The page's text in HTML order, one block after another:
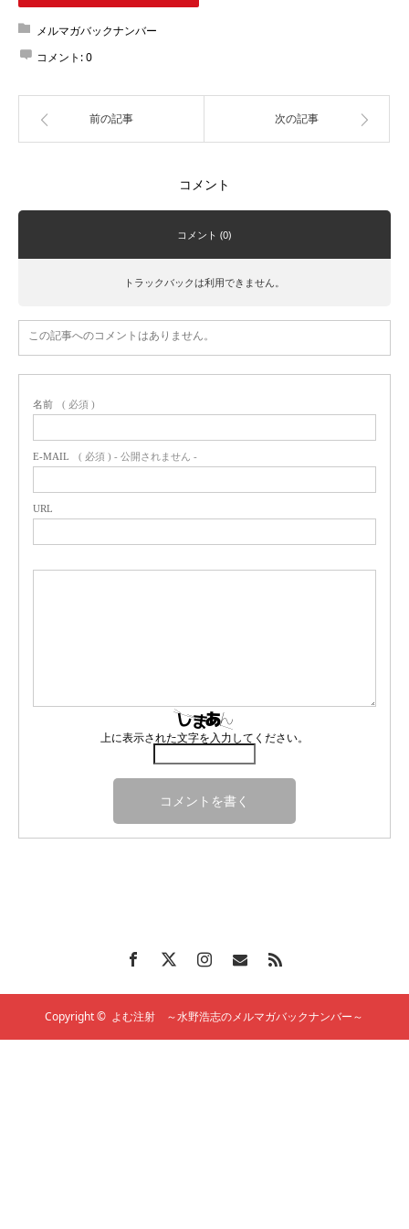
メルマガバックナンバー
コメント:0
前の記事 次の記事
コメント
コメント (0)
トラックバックは利用できません。
この記事へのコメントはありません。
名前 ( 必須 )
E-MAIL ( 必須 ) - 公開されません -
URL
上に表示された文字を入力してください。
Copyright © よむ注射 ～水野浩志のメルマガバックナンバー～